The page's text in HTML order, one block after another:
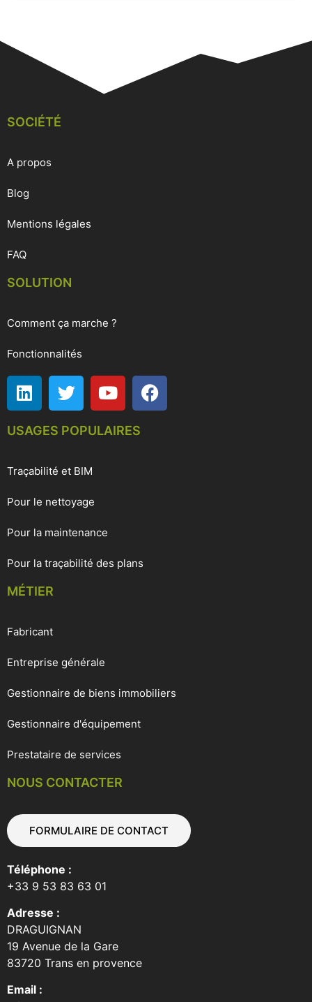
SOCIÉTÉ
A propos
Blog
Mentions légales
FAQ
SOLUTION
Comment ça marche ?
Fonctionnalités
USAGES POPULAIRES
Traçabilité et BIM
Pour le nettoyage
Pour la maintenance
Pour la traçabilité des plans
MÉTIER
Fabricant
Entreprise générale
Gestionnaire de biens immobiliers
Gestionnaire d'équipement
Prestataire de services
NOUS CONTACTER
FORMULAIRE DE CONTACT
Téléphone :
+33 9 53 83 63 01
Adresse :
DRAGUIGNAN
19 Avenue de la Gare
83720 Trans en provence
Email :